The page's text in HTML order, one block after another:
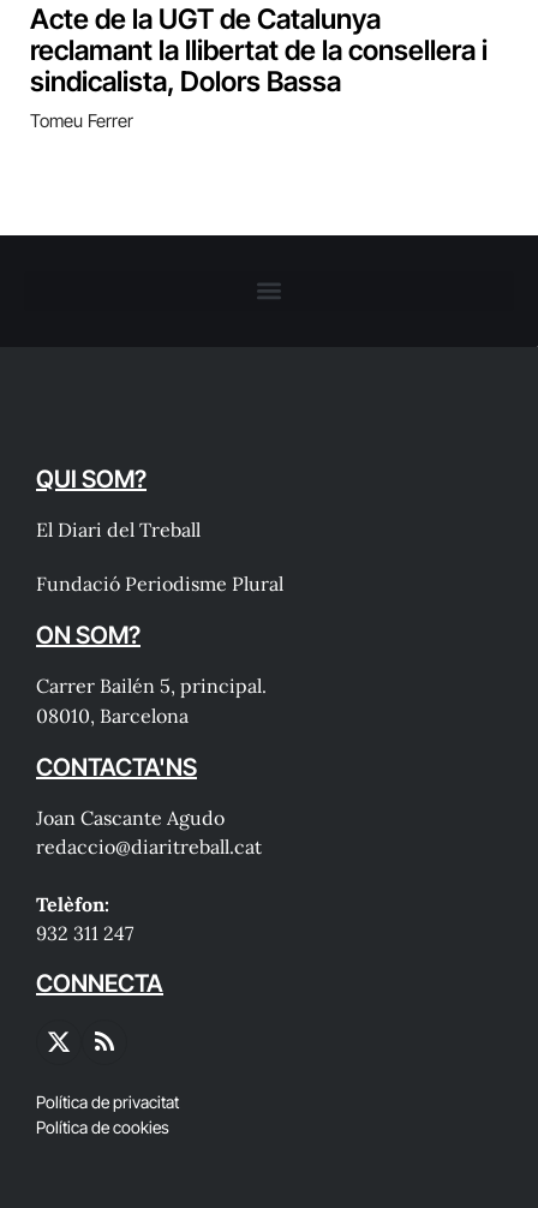
Acte de la UGT de Catalunya
reclamant la llibertat de la consellera i
sindicalista, Dolors Bassa
Tomeu Ferrer
QUI SOM?
El Diari del Treball
Fundació Periodisme Plural
ON SOM?
Carrer Bailén 5, principal.
08010, Barcelona
CONTACTA'NS
Joan Cascante Agudo
redaccio@diaritreball.cat
Telèfon:
932 311 247
CONNECTA
X
RSS
Política de privacitat
Política de cookies